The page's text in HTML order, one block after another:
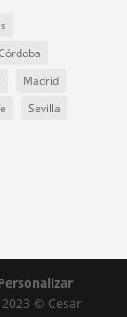
Madrid
Sevilla
© Cesar